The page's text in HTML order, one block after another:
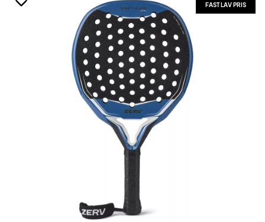
FAST LAV PRIS
FAST LAV PRIS
FAST LAV PRIS
FAST LAV PRIS